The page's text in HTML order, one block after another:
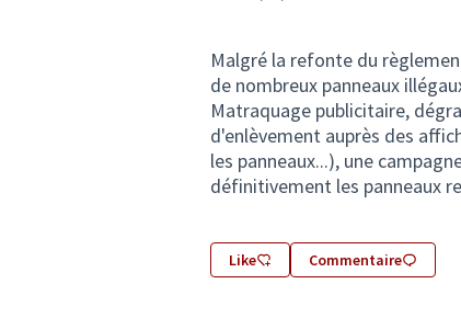
Malgré la refonte du
de nombreux panneaux
Matraquage publicitaire,
d'enlèvement auprès des
les panneaux...), une
définitivement les panneaux
Like Commentaire